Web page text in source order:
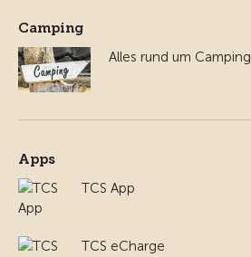
Camping
Alles rund um Camping
Apps
TCS App
TCS eCharge